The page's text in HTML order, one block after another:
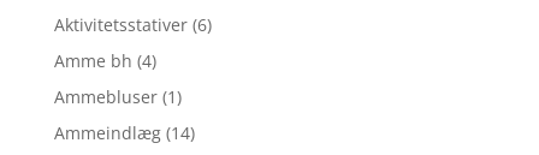
Aktivitetsstativer (6)
Amme bh (4)
Ammebluser (1)
Ammeindlæg (14)